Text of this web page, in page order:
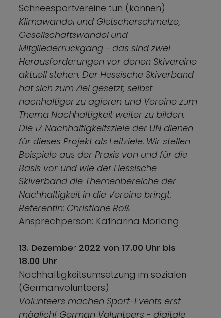
Schneesportvereine tun (können)
Klimawandel und Gletscherschmelze,
Gesellschaftswandel und
Mitgliederrückgang - das sind zwei
Herausforderungen vor denen Skivereine
aktuell stehen. Der Hessische Skiverband
hat sich zum Ziel gesetzt, selbst
nachhaltiger zu agieren und Vereine zum
Thema Nachhaltigkeit weiter zu bilden.
Die 17 Nachhaltigkeitsziele der UN dienen
für dieses Projekt als Leitziele. Wir stellen
Beispiele aus der Praxis von und für die
Basis vor und wie der Hessische
Skiverband die Themenbereiche der
Nachhaltigkeit in die Vereine bringt.
Referentin: Christiane Roß
Ansprechperson: Katharina Morlang
13. Dezember 2022 von 17.00 Uhr bis
18.00 Uhr
Nachhaltigkeitsumsetzung im sozialen
(Germanvolunteers)
Volunteers machen Sport-Events erst
möglich! German Volunteers - digitale